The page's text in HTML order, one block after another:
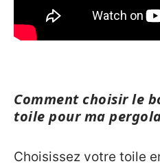
Comment choisir le
toile pour ma
Choisissez votre toile